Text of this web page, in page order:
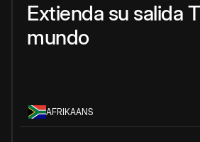
Extienda su salida
mundo
AFRIKAANS